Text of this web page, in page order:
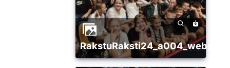
RakstuRaksti24_a004_websize